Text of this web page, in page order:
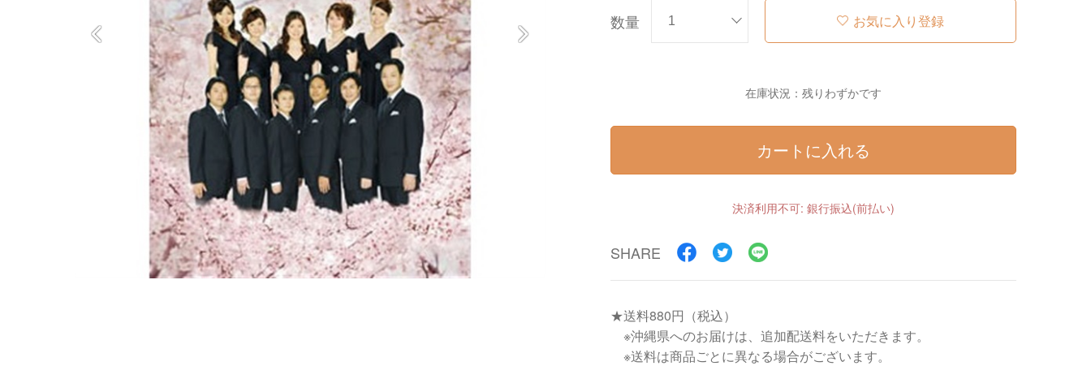
数量 お気に入り登録
在庫状況：残りわずかです
カートに入れる
決済利用不可: 銀行振込(前払い)
SHARE
★送料880円（税込）
※沖縄県へのお届けは、追加配送料をいただきます。
※送料は商品ごとに異なる場合がございます。